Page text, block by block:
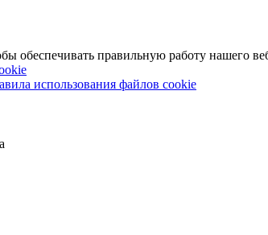
обеспечивать правильную работу нашего
использования файлов cookie